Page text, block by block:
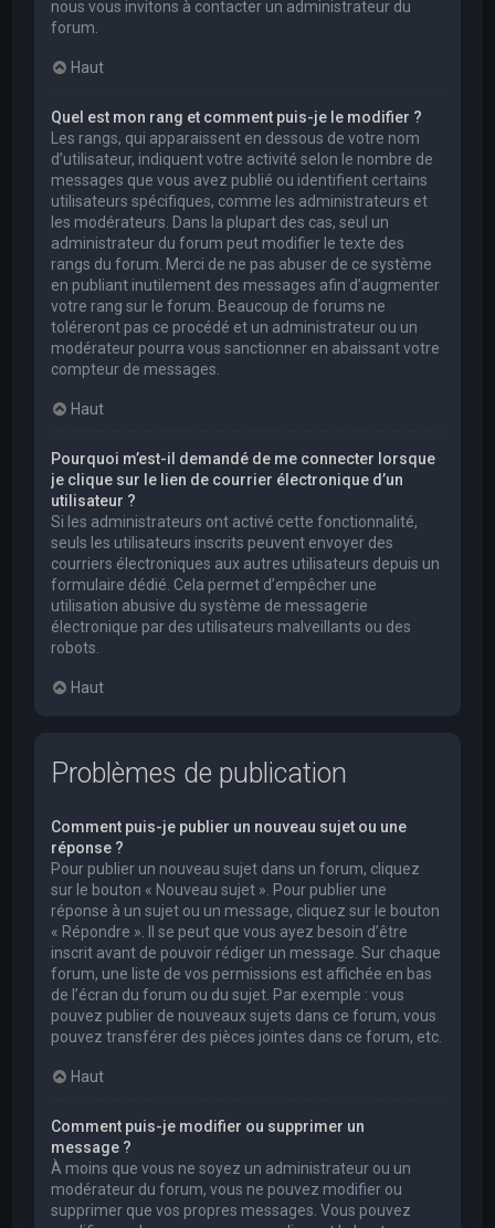
nous vous invitons à contacter un administrateur du
forum.
Haut
Quel est mon rang et comment puis-je le modifier ?
Les rangs, qui apparaissent en dessous de votre nom
d’utilisateur, indiquent votre activité selon le nombre de
messages que vous avez publié ou identifient certains
utilisateurs spécifiques, comme les administrateurs et
les modérateurs. Dans la plupart des cas, seul un
administrateur du forum peut modifier le texte des
rangs du forum. Merci de ne pas abuser de ce système
en publiant inutilement des messages afin d’augmenter
votre rang sur le forum. Beaucoup de forums ne
toléreront pas ce procédé et un administrateur ou un
modérateur pourra vous sanctionner en abaissant votre
compteur de messages.
Haut
Pourquoi m’est-il demandé de me connecter lorsque
je clique sur le lien de courrier électronique d’un
utilisateur ?
Si les administrateurs ont activé cette fonctionnalité,
seuls les utilisateurs inscrits peuvent envoyer des
courriers électroniques aux autres utilisateurs depuis un
formulaire dédié. Cela permet d’empêcher une
utilisation abusive du système de messagerie
électronique par des utilisateurs malveillants ou des
robots.
Haut
Problèmes de publication
Comment puis-je publier un nouveau sujet ou une
réponse ?
Pour publier un nouveau sujet dans un forum, cliquez
sur le bouton « Nouveau sujet ». Pour publier une
réponse à un sujet ou un message, cliquez sur le bouton
« Répondre ». Il se peut que vous ayez besoin d’être
inscrit avant de pouvoir rédiger un message. Sur chaque
forum, une liste de vos permissions est affichée en bas
de l’écran du forum ou du sujet. Par exemple : vous
pouvez publier de nouveaux sujets dans ce forum, vous
pouvez transférer des pièces jointes dans ce forum, etc.
Haut
Comment puis-je modifier ou supprimer un
message ?
À moins que vous ne soyez un administrateur ou un
modérateur du forum, vous ne pouvez modifier ou
supprimer que vos propres messages. Vous pouvez